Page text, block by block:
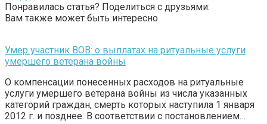
Понравилась статья? Поделиться с друзьями:
Вам также может быть интересно
Умер участник ВОВ: о выплатах на ритуальные услуги
умершего ветерана войны
О компенсации понесенных расходов на ритуальные
услуги умершего ветерана войны из числа указанных
категорий граждан, смерть которых наступила 1 января
2012 г. и позднее. В соответствии с постановлением…